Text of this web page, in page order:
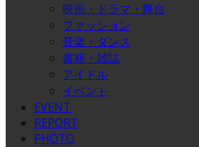
映画・ドラマ・舞台
ファッション
音楽・ダンス
書籍・雑誌
アイドル
イベント
EVENT
REPORT
PHOTO